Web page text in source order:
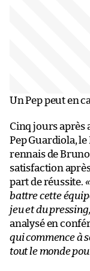
Un Pep peut en
Cinq jours après
Pep Guardiola, le
rennais de Bruno
satisfaction
part de réussite.
battre cette
jeu et du
analysé en
qui commence à
tout le monde